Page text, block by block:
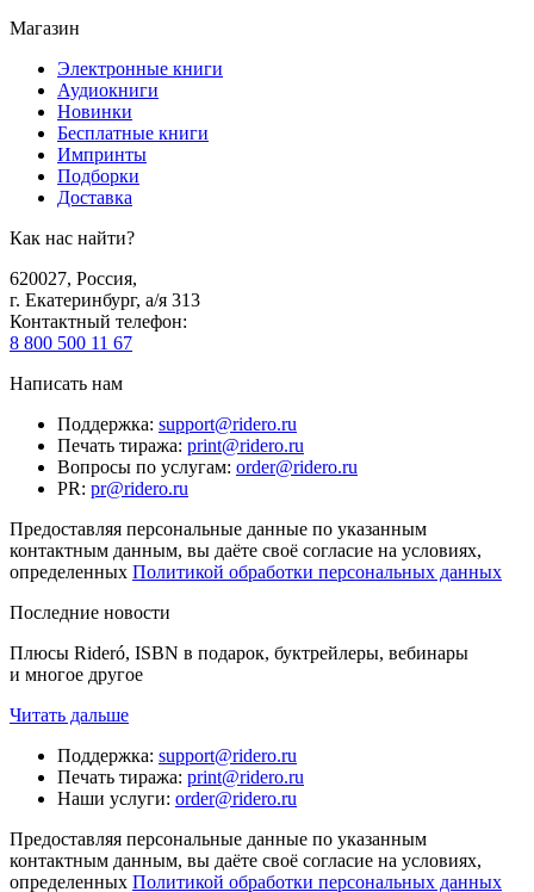
Магазин
Электронные книги
Аудиокниги
Новинки
Бесплатные книги
Импринты
Подборки
Доставка
Как нас найти?
620027, Россия,
г. Екатеринбург, а/я 313
Контактный телефон:
8 800 500 11 67
Написать нам
Поддержка: support@ridero.ru
Печать тиража: print@ridero.ru
Вопросы по услугам: order@ridero.ru
PR: pr@ridero.ru
Предоставляя персональные данные по указанным
контактным данным, вы даёте своё согласие на условиях,
определенных Политикой обработки персональных данных
Последние новости
Плюсы Rideró, ISBN в подарок, буктрейлеры, вебинары
и многое другое
Читать дальше
Поддержка: support@ridero.ru
Печать тиража: print@ridero.ru
Наши услуги: order@ridero.ru
Предоставляя персональные данные по указанным
контактным данным, вы даёте своё согласие на условиях,
определенных Политикой обработки персональных данных